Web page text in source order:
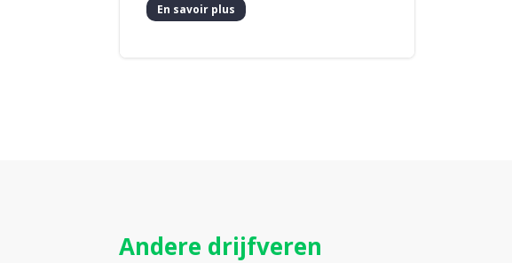
En savoir plus
Andere drijfveren